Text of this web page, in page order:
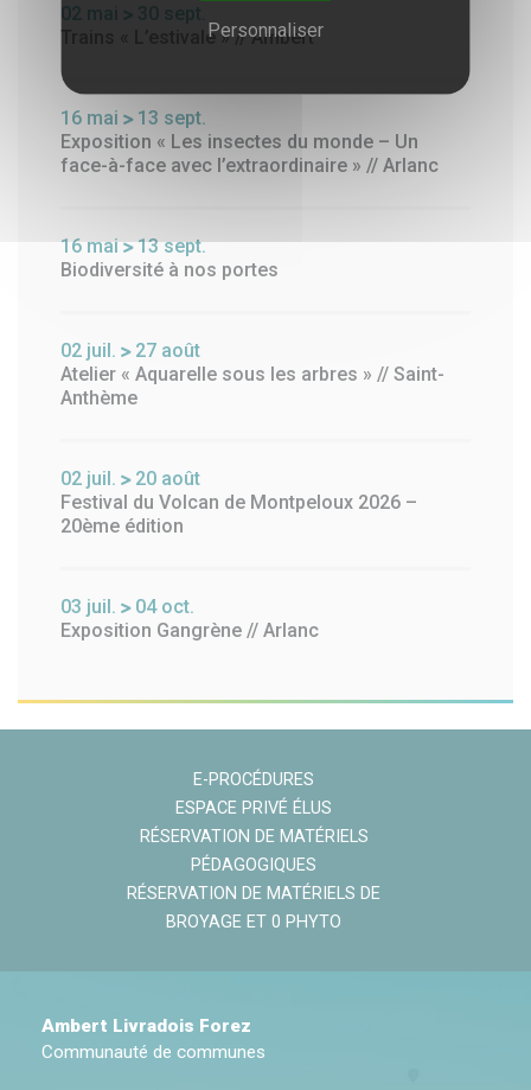
02 mai 30 sept.
Trains « L’estivale » // Ambert
16 mai 13 sept.
Exposition « Les insectes du monde – Un
face-à-face avec l’extraordinaire » // Arlanc
16 mai 13 sept.
Biodiversité à nos portes
02 juil. 27 août
Atelier « Aquarelle sous les arbres » // Saint-
Anthème
02 juil. 20 août
Festival du Volcan de Montpeloux 2026 –
20ème édition
03 juil. 04 oct.
Exposition Gangrène // Arlanc
E-PROCÉDURES
ESPACE PRIVÉ ÉLUS
RÉSERVATION DE MATÉRIELS
PÉDAGOGIQUES
RÉSERVATION DE MATÉRIELS DE
BROYAGE ET 0 PHYTO
Ambert Livradois Forez
Communauté de communes
Personnaliser